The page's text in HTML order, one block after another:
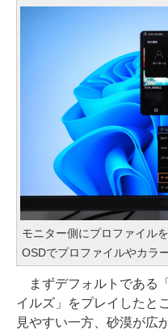
モニター側にプロファイル
OSDでプロファイルやカラ
まずデフォルトである
イルズ」をプレイしたと
見やすい一方、砂漠が広